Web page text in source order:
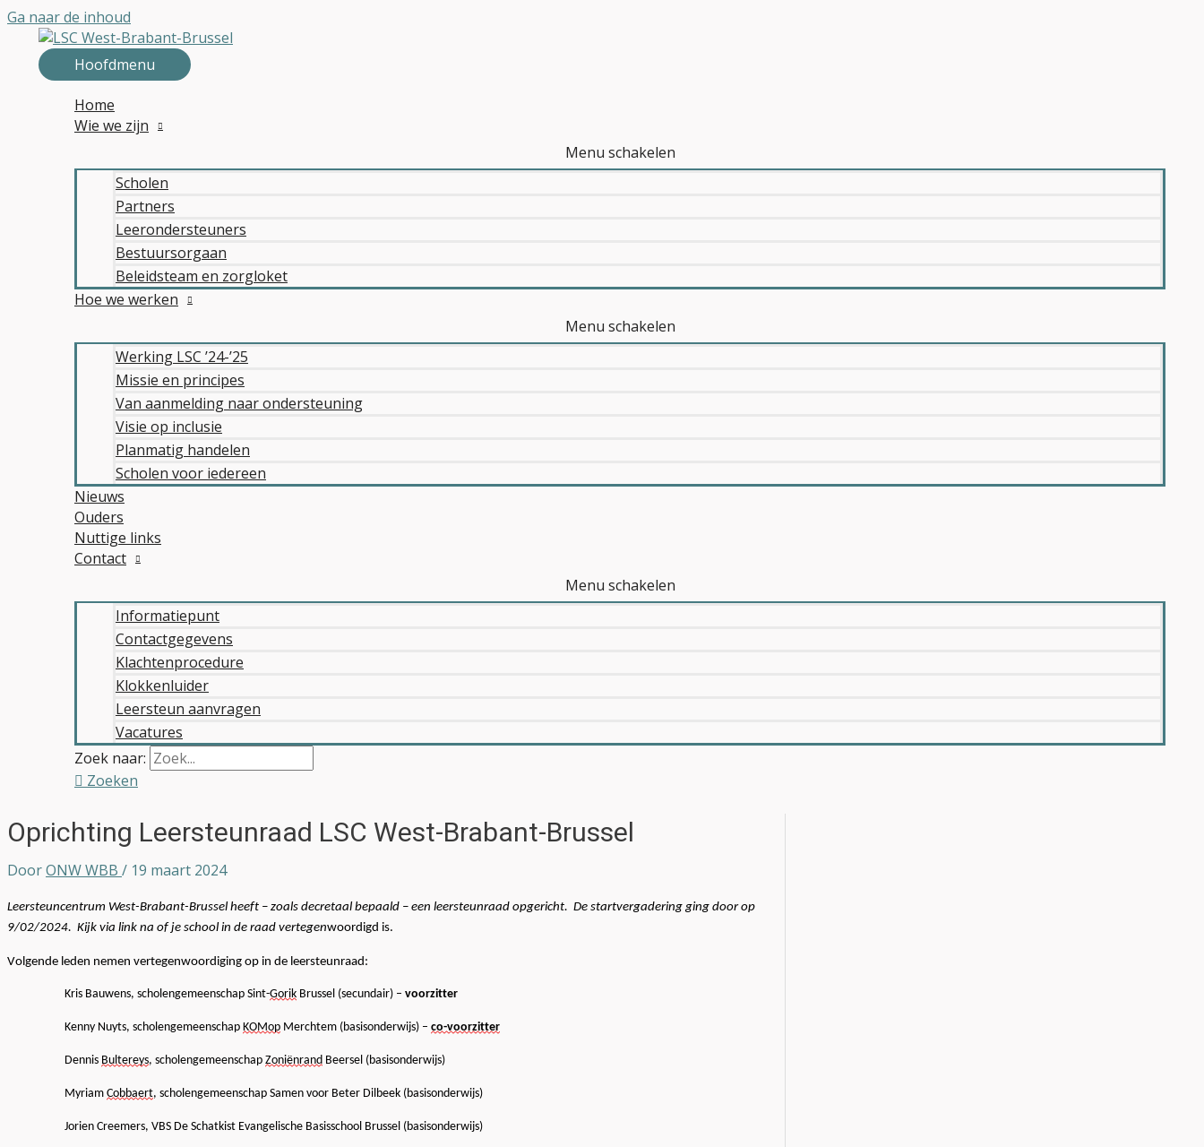
Ga naar de inhoud
Hoofdmenu
Home
Wie we zijn
Menu schakelen
Scholen
Partners
Leerondersteuners
Bestuursorgaan
Beleidsteam en zorgloket
Hoe we werken
Menu schakelen
Werking LSC ’24-’25
Missie en principes
Van aanmelding naar ondersteuning
Visie op inclusie
Planmatig handelen
Scholen voor iedereen
Nieuws
Ouders
Nuttige links
Contact
Menu schakelen
Informatiepunt
Contactgegevens
Klachtenprocedure
Klokkenluider
Leersteun aanvragen
Vacatures
Zoek naar:
Zoeken
Oprichting Leersteunraad LSC West-Brabant-Brussel
DoorONW WBB / 19 maart 2024
Leersteuncentrum West-Brabant-Brussel heeft – zoals decretaal bepaald – een leersteunraad opgericht. De startvergadering ging door op
9/02/2024. Kijk via link na of je school in de raad vertegenwoordigd is.
Volgende leden nemen vertegenwoordiging op in de leersteunraad:
Kris Bauwens, scholengemeenschap Sint-Gorik Brussel (secundair) – voorzitter
Kenny Nuyts, scholengemeenschap KOMop Merchtem (basisonderwijs) – co-voorzitter
Dennis Bultereys, scholengemeenschap Zoniënrand Beersel (basisonderwijs)
Myriam Cobbaert, scholengemeenschap Samen voor Beter Dilbeek (basisonderwijs)
Jorien Creemers, VBS De Schatkist Evangelische Basisschool Brussel (basisonderwijs)